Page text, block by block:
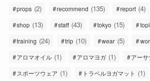
props (2) recommend (135) report (4)
shop (13) staff (43) tokyo (15)
training (24) trip (10) wear (5)
アロマオイル (1) アロマヨガ (1) アーサ
スポーツウェア (1) トラベルヨガマット (1)